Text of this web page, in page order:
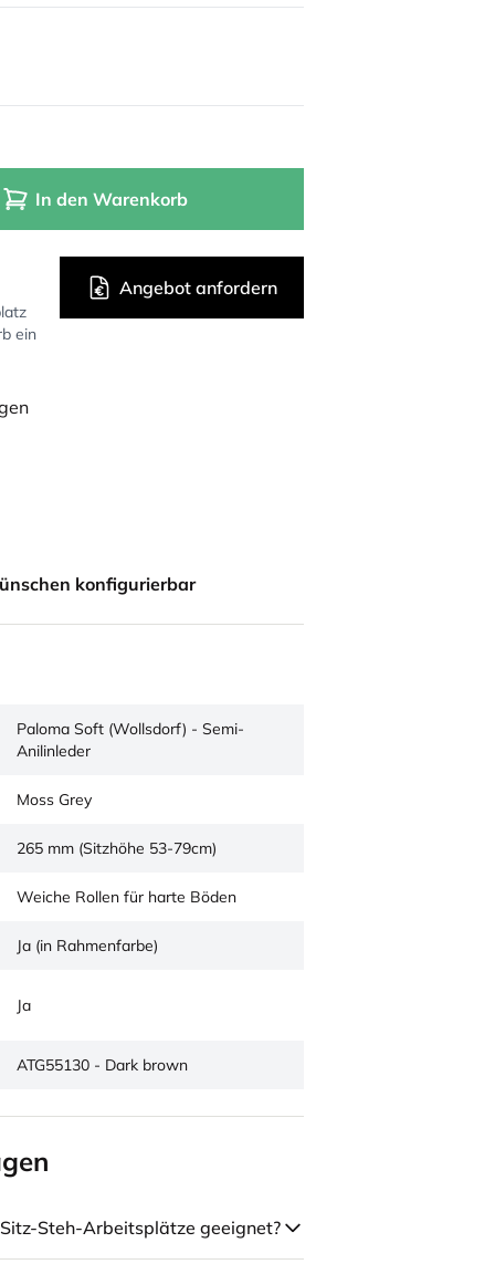
In den Warenkorb
ein
Angebot anfordern
konfigurierbar
Paloma Soft (Wollsdorf) - Semi-
Anilinleder
Moss Grey
265 mm (Sitzhöhe 53-79cm)
Weiche Rollen für harte Böden
Ja (in Rahmenfarbe)
Ja
ATG55130 - Dark brown
Steh-Arbeitsplätze geeignet?